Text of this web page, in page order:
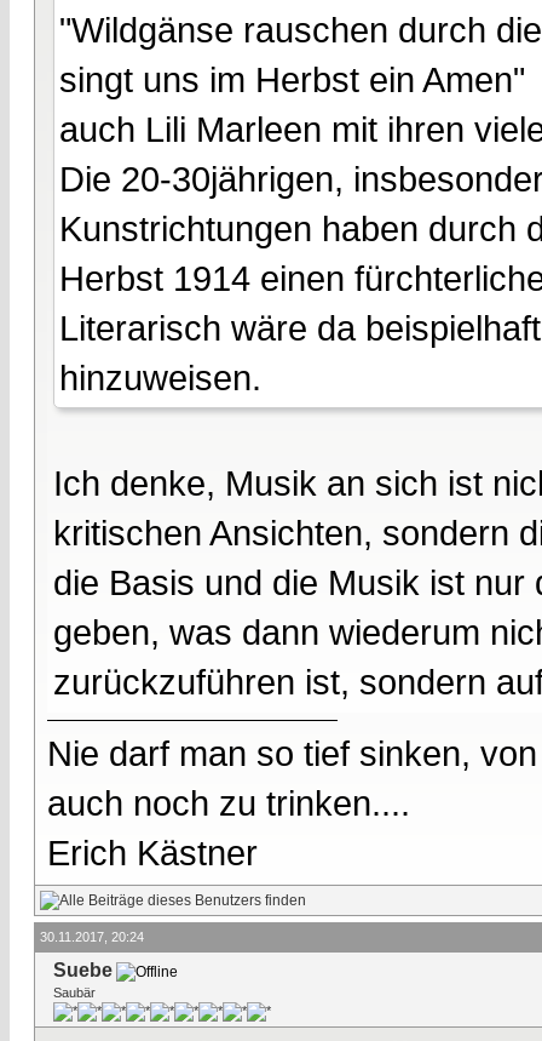
"Wildgänse rauschen durch
singt uns im Herbst ein Amen"
auch Lili Marleen mit ihren
Die 20-30jährigen,
Kunstrichtungen haben durch
Herbst 1914 einen
Literarisch wäre da
hinzuweisen.
Ich denke, Musik an sich ist
kritischen Ansichten, sondern
die Basis und die Musik ist
geben, was dann wiederum
zurückzuführen ist, sondern
Nie darf man so tief sinken,
auch noch zu trinken....
Erich Kästner
30.11.2017, 20:24
Suebe
Saubär